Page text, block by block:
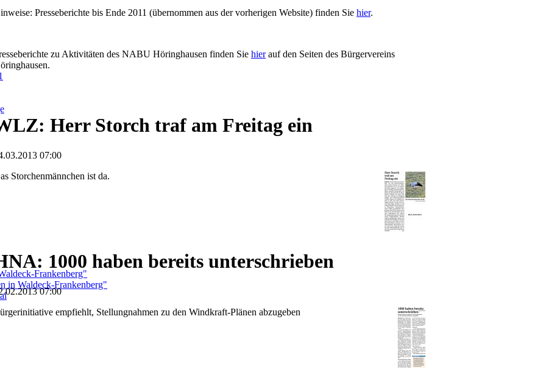
Frankenberg"
in Waldeck-Frankenberg"
Presseberichte bis Ende 2011 (übernommen aus der vorherigen Website) finden Sie hier.
zu Aktivitäten des NABU Höringhausen finden Sie hierauf den Seiten des Bürgervereins
Herr Storch traf am Freitag ein
07:00
Storchenmännchen ist da.
1000 haben bereits unterschrieben
07:00
empfiehlt, Stellungnahmen zu den Windkraft-Plänen abzugeben